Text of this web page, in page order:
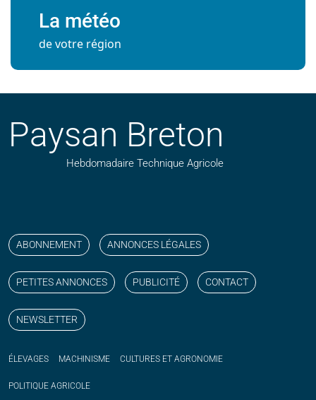
La météo
de votre région
Paysan Breton
Hebdomadaire Technique Agricole
ABONNEMENT ANNONCES LÉGALES
PETITES ANNONCES PUBLICITÉ CONTACT
NEWSLETTER
ÉLEVAGES MACHINISME CULTURES ET AGRONOMIE
POLITIQUE AGRICOLE